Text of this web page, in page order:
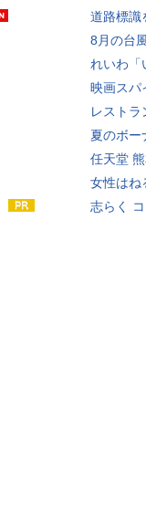
道路標識
8月の台
れいわ「
映画スパ
レストラ
夏のボー
任天堂
女性はね
志らく